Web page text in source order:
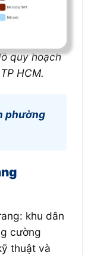
quy hoạch
HCM.
phường
khu dân
cường
thuật và